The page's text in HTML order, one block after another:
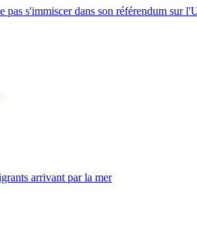
s'immiscer dans son référendum sur
arrivant par la mer